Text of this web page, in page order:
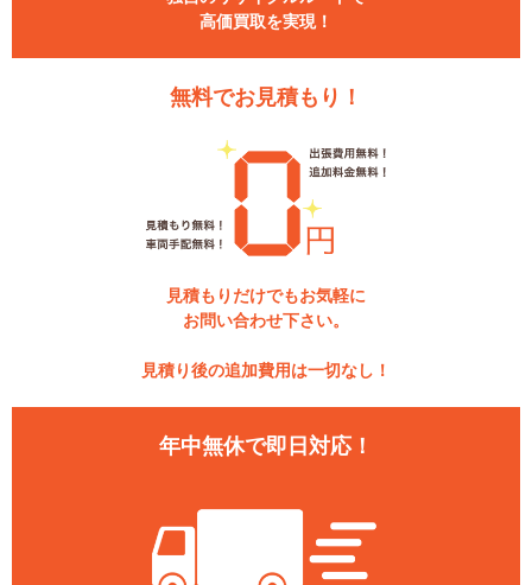
高価買取を実現！
年中無休で即日対応！
無料でお見積もり！
見積もりだけでもお気軽に
お問い合わせ下さい。
見積り後の追加費用は一切なし！